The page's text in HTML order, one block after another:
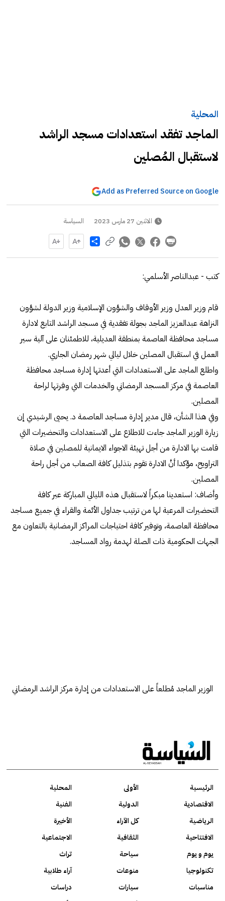
المحلية
الماجد تفقد استعدادات مسجد الراشد
لاستقبال المُصلين
Add as Preferred Source on Google
الاثنين 27 مارس 2023 السياسة
Share
كتب - عبدالناصر الأسلمي:
قام وزير العدل وزير الأوقاف والشؤون الإسلامية وزير الدولة لشؤون
النزاهة عبدالعزيز الماجد بجولة تفقدية في مسجد الراشد التابع لادارة
مساجد محافظة العاصمة بمنطقة العديلية، للاطمئنان على آلية سير
العمل في استقبال المصلين خلال ليالي شهر رمضان الجاري.
واطلع الماجد على الاستعدادات التي أعدتها إدارة مساجد محافظة
العاصمة في مركز المسجد الرمضاني والخدمات التي وفرتها لراحة
المصلين.
وفي هذا الشأن، قال مدير إدارة مساجد العاصمة د. يحيى الرشيدي إن
زيارة الوزير الماجد جاءت للاطلاع على الاستعدادات والتحضيرات التي
قامت بها الادارة من أجل تهيئة الاجواء الايمانية للمصلين في صلاة
التراويح، مؤكدا أنَّ الادارة تقوم بتذليل كافة الصعاب من أجل راحة
المصلين.
وأضاف: استعدينا مبكراً لاستقبال هذه الليالي المباركة عبر كافة
التحضيرات المرعية لها من ترتيب جداول الأئمة والقراء في جميع مساجد
محافظة العاصمة، وتوفير كافة احتياجات المراكز الرمضانية بالتعاون مع
الجهات الحكومية ذات الصلة لهدمة رواد المساجد.
الوزير الماجد مُطلعاً على الاستعدادات من إدارة مركز الراشد الرمضاني
الرئيسية الأولى
المحلية
الاقتصادية
الدولية
الفنية
الرياضية
كل الآراء
الأخيرة
الافتتاحية
الثقافية
الاجتماعية
يوم و يوم
سياحة
تراث
تكنولوجيا
منوعات
آراء طلابية
مناسبات
سيارات
دراسات